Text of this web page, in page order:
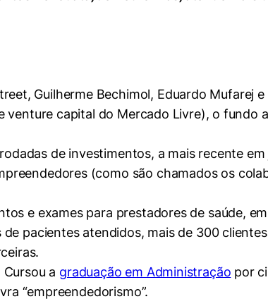
Guilherme Bechimol, Eduardo Mufarej
venture capital do Mercado Livre), o fundo
de investimentos, a mais recente
(como são chamados os
e exames para prestadores de saúde,
pacientes atendidos, mais de 300
a graduação em Administração por
“empreendedorismo”.